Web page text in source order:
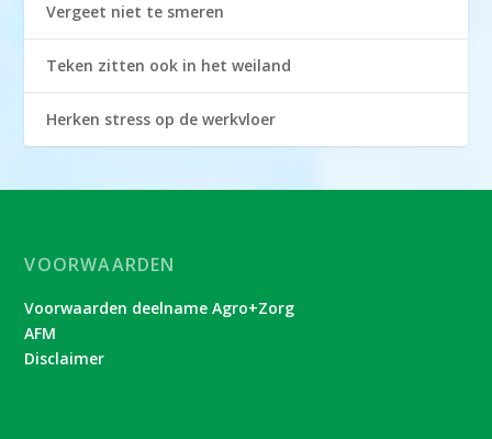
Vergeet niet te smeren
Teken zitten ook in het weiland
Herken stress op de werkvloer
VOORWAARDEN
Voorwaarden deelname Agro+Zorg
AFM
Disclaimer